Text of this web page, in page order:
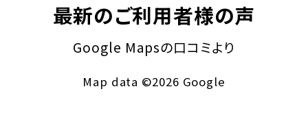
最新のご利用者様の声
Google Mapsの口コミより
Map data ©2026 Google